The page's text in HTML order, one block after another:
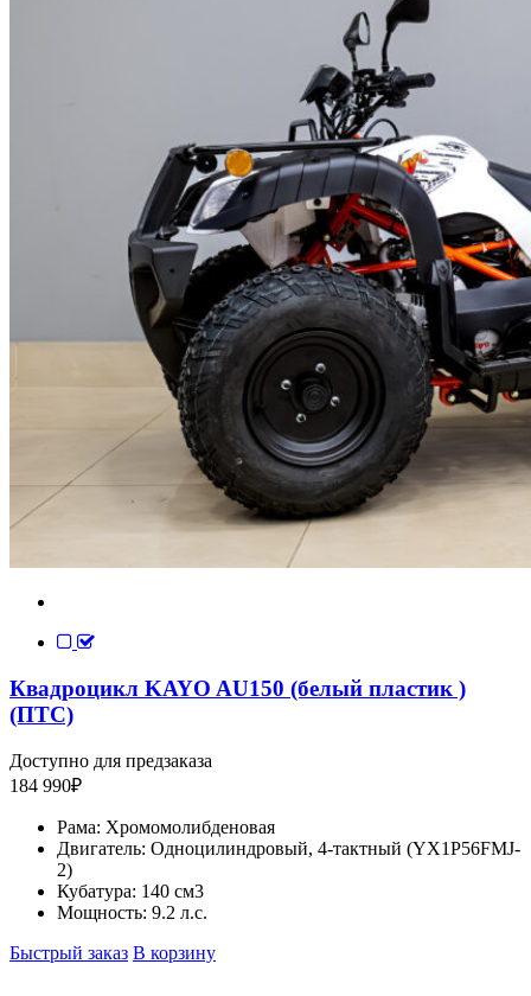
Квадроцикл KAYO AU150 (белый пластик )
(ПТС)
Доступно для предзаказа
184 990₽
Рама: Хромомолибденовая
Двигатель: Одноцилиндровый, 4-тактный (YX1P56FMJ-
2)
Кубатура: 140 см3
Мощность: 9.2 л.с.
Быстрый заказ В корзину